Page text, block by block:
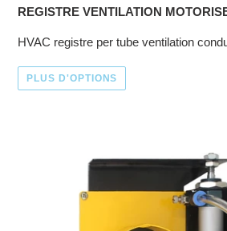
REGISTRE VENTILATION
HVAC registre per tube ventilation
PLUS D'OPTIONS